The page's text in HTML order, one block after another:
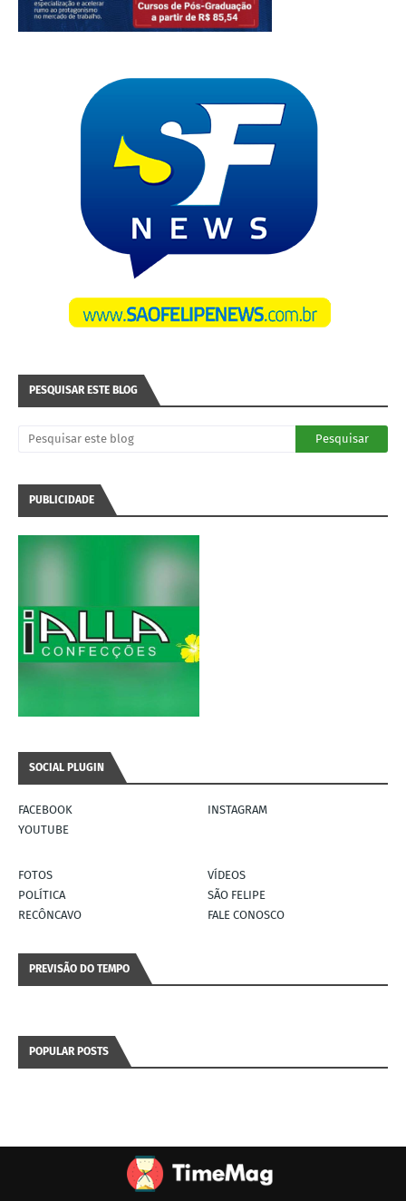
PESQUISAR ESTE BLOG
PUBLICIDADE
SOCIAL PLUGIN
FACEBOOK
INSTAGRAM
YOUTUBE
FOTOS
VÍDEOS
POLÍTICA
SÃO FELIPE
RECÔNCAVO
FALE CONOSCO
PREVISÃO DO TEMPO
POPULAR POSTS